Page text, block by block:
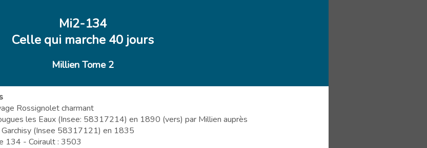
Mi2-134
Celle qui marche 40 jours
Millien Tome 2
Rossignolet charmant
les Eaux (Insee: 58317214) en 1890 (vers) par Millien auprès
(Insee 58317121) en 1835
134 - Coirault : 3503